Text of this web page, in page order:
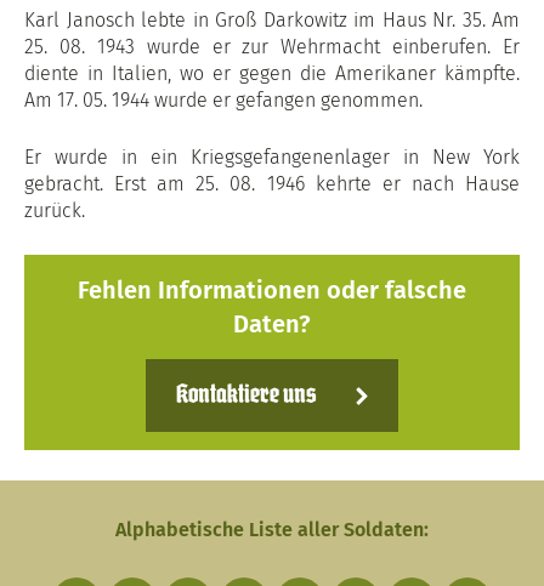
Karl Janosch lebte in Groß Darkowitz im Haus Nr. 35. Am
25. 08. 1943 wurde er zur Wehrmacht einberufen. Er
diente in Italien, wo er gegen die Amerikaner kämpfte.
Am 17. 05. 1944 wurde er gefangen genommen.
Er wurde in ein Kriegsgefangenenlager in New York
gebracht. Erst am 25. 08. 1946 kehrte er nach Hause
zurück.
Fehlen Informationen oder falsche
Daten?
Kontaktiere uns
Alphabetische Liste aller Soldaten: